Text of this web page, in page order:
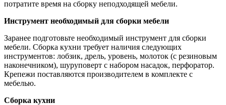
потратите время на сборку неподходящей мебели.
Инструмент необходимый для сборки мебели
Заранее подготовьте необходимый инструмент для сборки
мебели. Сборка кухни требует наличия следующих
инструментов: лобзик, дрель, уровень, молоток (с резиновым
наконечником), шуруповерт с набором насадок, перфоратор.
Крепежи поставляются производителем в комплекте с
мебелью.
Сборка кухни